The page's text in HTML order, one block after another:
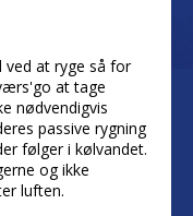
ved at ryge så for
at tage
nødvendigvis
passive rygning
følger i kølvandet.
og ikke
luften.